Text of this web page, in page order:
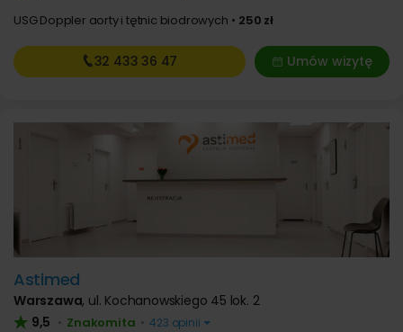
USG Doppler aorty i tętnic biodrowych 250 zł
Umów wizytę
32 433 36 47
Astimed
Warszawa, ul. Kochanowskiego 45 lok. 2
9,5 • Znakomita • 423 opinii